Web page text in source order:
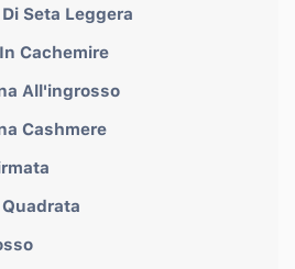
Seta Leggera
Cachemire
All'ingrosso
Cashmere